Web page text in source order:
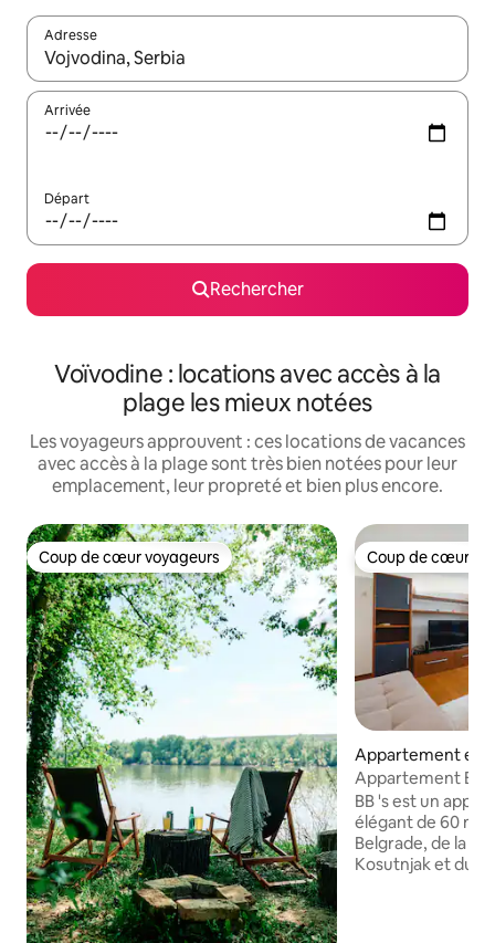
Adresse
Lorsque les résultats s'affichent, utilisez les flèches vers le
Arrivée
Départ
Rechercher
Voïvodine : locations avec accès à la
plage les mieux notées
Les voyageurs approuvent : ces locations de vacances
avec accès à la plage sont très bien notées pour leur
emplacement, leur propreté et bien plus encore.
Coup de cœur voyageurs
Coup de cœur voyageurs Coup de cœur
Coup de cœur
Appartement en
⋅ Belgrade
Appartement BB
et parking gratuit
BB 's est un
élégant de 60
Belgrade, de la
Kosutnjak et du